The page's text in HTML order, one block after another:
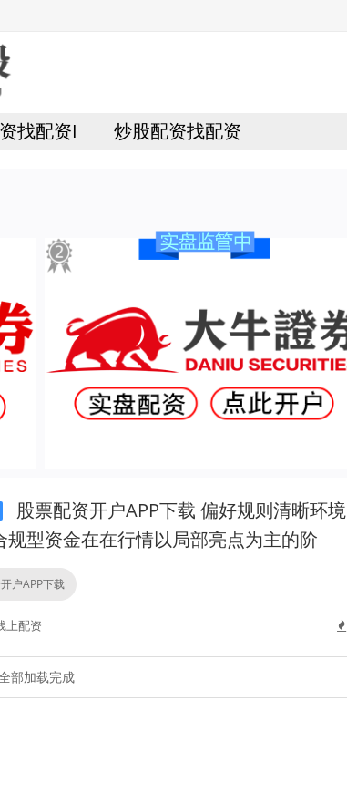
找配资I 炒股配资找配资
股票配资开户APP下载 偏好规则清晰环境
规型资金在在行情以局部亮点为主的阶
户APP下载
上配资
部加载完成